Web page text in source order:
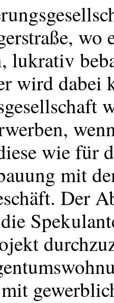
wo
lukrativ
wird dabei
wie für
mit
Der